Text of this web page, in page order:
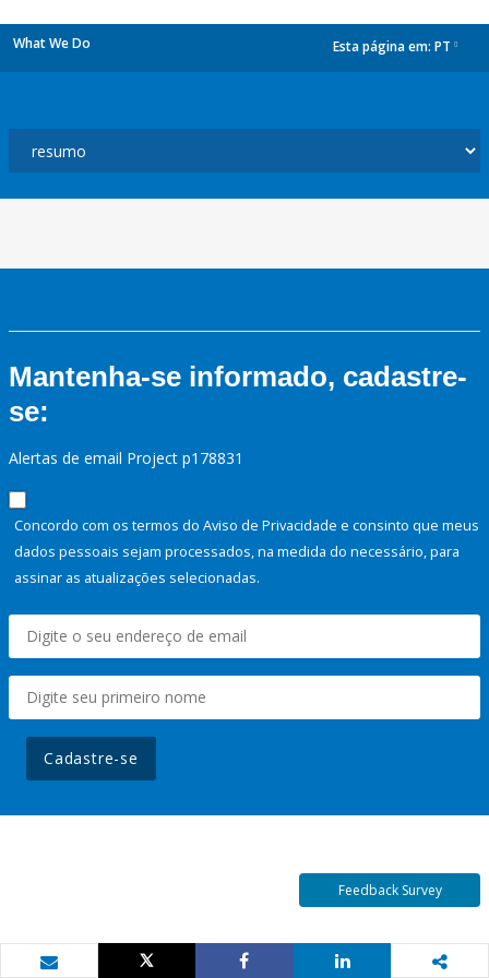
What We Do Esta página em: PT
Mantenha-se informado, cadastre-
se:
Alertas de email Project p178831
Concordo com os termos do Aviso de Privacidade e consinto que meus
dados pessoais sejam processados, na medida do necessário, para
assinar as atualizações selecionadas.
Cadastre-se
Feedback Survey